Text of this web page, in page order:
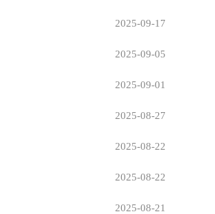
2025-09-17
2025-09-05
2025-09-01
2025-08-27
2025-08-22
2025-08-22
2025-08-21